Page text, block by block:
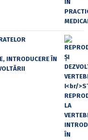
INTRODUCERE ÎN